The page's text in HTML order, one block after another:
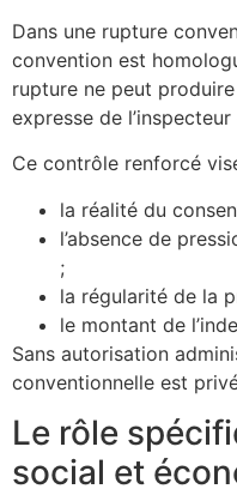
Dans une rupture
convention est
rupture ne peut
expresse de
Ce contrôle renforcé
la réalité du
l’absence de
;
la régularité de la
le montant de
Sans autorisation
conventionnelle est
Le rôle
social et